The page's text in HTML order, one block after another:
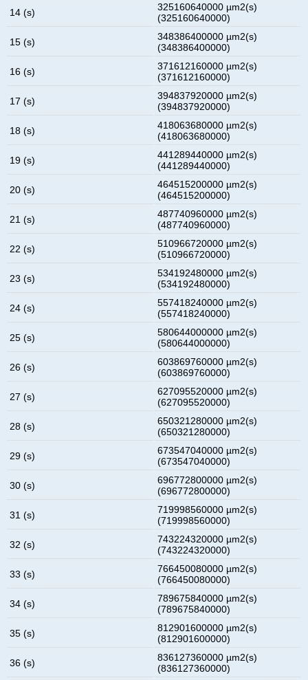
14 (s)
325160640000 µm2(s)
(325160640000)
15 (s)
348386400000 µm2(s)
(348386400000)
16 (s)
371612160000 µm2(s)
(371612160000)
17 (s)
394837920000 µm2(s)
(394837920000)
18 (s)
418063680000 µm2(s)
(418063680000)
19 (s)
441289440000 µm2(s)
(441289440000)
20 (s)
464515200000 µm2(s)
(464515200000)
21 (s)
487740960000 µm2(s)
(487740960000)
22 (s)
510966720000 µm2(s)
(510966720000)
23 (s)
534192480000 µm2(s)
(534192480000)
24 (s)
557418240000 µm2(s)
(557418240000)
25 (s)
580644000000 µm2(s)
(580644000000)
26 (s)
603869760000 µm2(s)
(603869760000)
27 (s)
627095520000 µm2(s)
(627095520000)
28 (s)
650321280000 µm2(s)
(650321280000)
29 (s)
673547040000 µm2(s)
(673547040000)
30 (s)
696772800000 µm2(s)
(696772800000)
31 (s)
719998560000 µm2(s)
(719998560000)
32 (s)
743224320000 µm2(s)
(743224320000)
33 (s)
766450080000 µm2(s)
(766450080000)
34 (s)
789675840000 µm2(s)
(789675840000)
35 (s)
812901600000 µm2(s)
(812901600000)
36 (s)
836127360000 µm2(s)
(836127360000)